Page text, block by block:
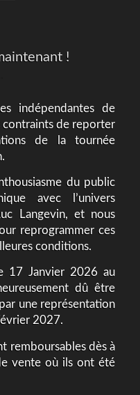
!
indépendantes de
contraints de reporter
de la tournée
du public
avec l’univers
Langevin, et nous
reprogrammer ces
conditions.
17 Janvier 2026 au
dû être
une représentation
2027.
remboursables dès à
vente où ils ont été